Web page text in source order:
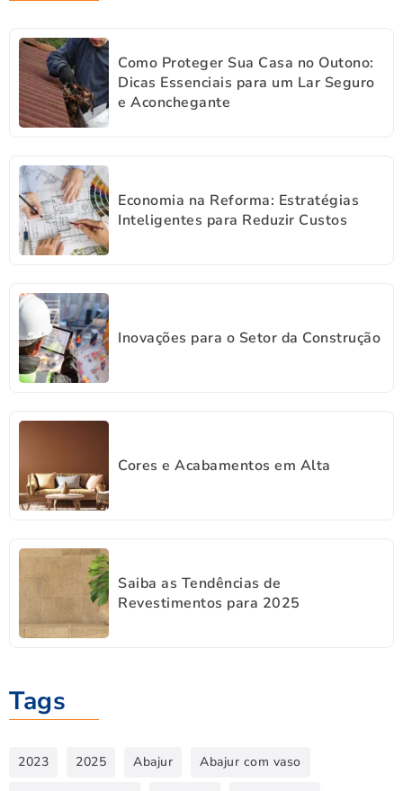
Como Proteger Sua Casa no Outono:
Dicas Essenciais para um Lar Seguro
e Aconchegante
Economia na Reforma: Estratégias
Inteligentes para Reduzir Custos
Inovações para o Setor da Construção
Cores e Acabamentos em Alta
Saiba as Tendências de
Revestimentos para 2025
Tags
2023 2025 Abajur Abajur com vaso